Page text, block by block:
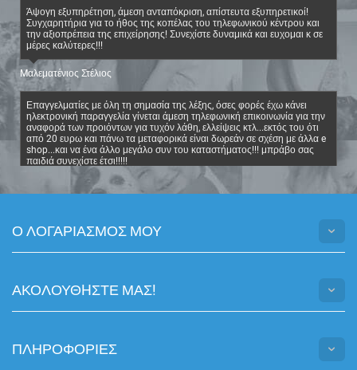
Άψογη εξυπηρέτηση, άμεση ανταπόκριση, απίστευτα εξυπηρετικοί!
Συγχαρητήρια για το ήθος της κοπέλας του τηλεφωνικού κέντρου και
την αξιοπρέπεια της επιχείρησης! Συνεχίστε δυναμικά και ευχομαι κ σε
μέρες καλύτερες!!!
Mαλεματένιος Στέλιος
Επαγγελματίες με όλη τη σημασία της λέξης, όσες φορές έχω κάνει
ηλεκτρονική παραγγελία γίνεται άμεση τηλεφωνική επικοινωνία για την
αναφορά των προιόντων για τυχόν λάθη, ελλείψεις κτλ...εκτός του ότι
από 20 ευρω και πάνω τα μεταφορικά είναι δωρεάν σε σχέση με άλλα e
shop...και να ένα άλλο μεγάλο συν του καταστήματος!!! μπράβο σας
παιδιά συνεχίστε έτσι!!!!!
επικοινωνία...επαγγελματίες!!!
Δωρεάν μεταφορικά από 20 ευρο ! ευχαριστούμε!
Καταπληκτικό.... Η κίττυ και εγώ σας ευχαριστούμε…
Ο ΛΟΓΑΡΙΑΣΜΟΣ ΜΟΥ
ΑΚΟΛΟΥΘHΣΤΕ ΜΑΣ!
ΠΛΗΡΟΦΟΡΙΕΣ